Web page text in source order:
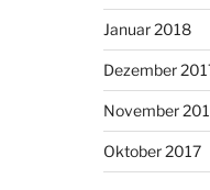
Januar 2018
Dezember
November
Oktober 2017